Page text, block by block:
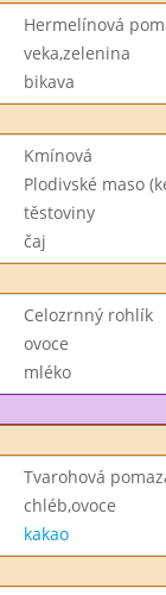
Hermelínová
veka,zelenina
bikava
Kmínová
Plodivské maso
těstoviny
čaj
Celozrnný rohlík
ovoce
mléko
Tvarohová
chléb,ovoce
kakao